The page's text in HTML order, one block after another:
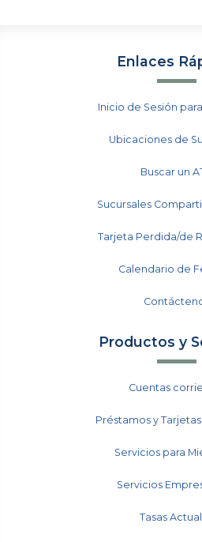
Enlaces
Inicio de Sesión
Ubicaciones de
Buscar un
Sucursales
Tarjeta Perdida/de
Calendario de
Productos y
Cuentas
Préstamos y
Servicios para
Servicios
Tasas